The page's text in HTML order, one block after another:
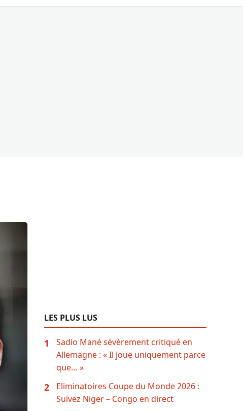
LES PLUS LUS
1
Sadio Mané sévèrement critiqué en
Allemagne : « Il joue uniquement parce
que… »
2
Eliminatoires Coupe du Monde 2026 :
Suivez Niger – Congo en direct